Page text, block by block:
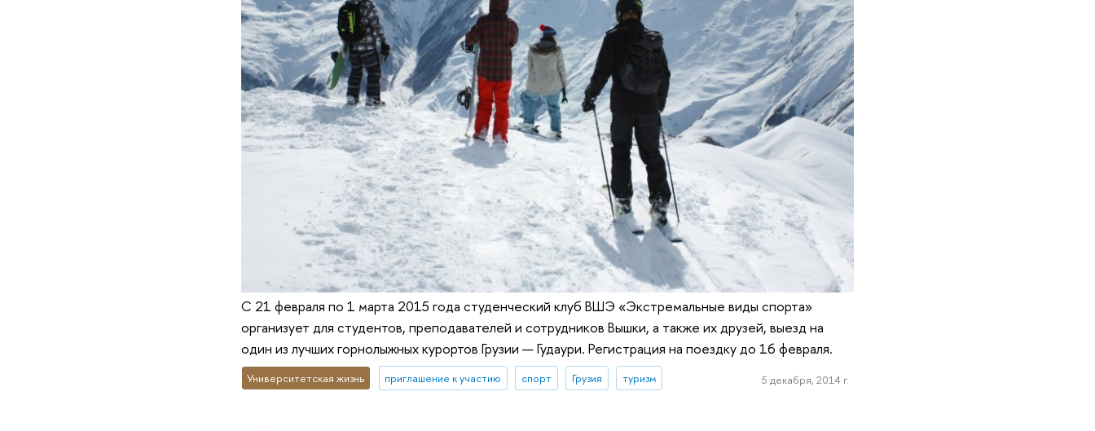
С 21 февраля по 1 марта 2015 года студенческий клуб ВШЭ «Экстремальные виды спорта»
организует для студентов, преподавателей и сотрудников Вышки, а также их друзей, выезд на
один из лучших горнолыжных курортов Грузии — Гудаури. Регистрация на поездку до 16 февраля.
Университетская жизнь приглашение к участию спорт Грузия туризм 5 декабря, 2014 г.